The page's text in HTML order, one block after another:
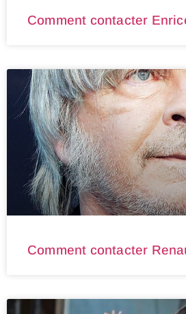
Comment contacter
Comment contacter